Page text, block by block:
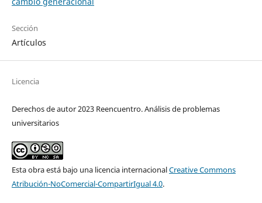
Sección
Artículos
Licencia
Derechos de autor 2023 Reencuentro. Análisis de problemas
universitarios
Esta obra está bajo una licencia internacionalCreative Commons
Atribución-NoComercial-CompartirIgual 4.0.